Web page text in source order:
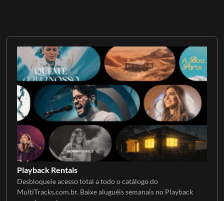
Playback Rentals
Desbloqueie acesso total a todo o catálogo do
MultiTracks.com.br. Baixe aluguéis semanais no Playback